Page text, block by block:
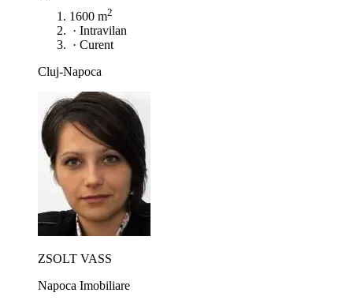
1600 m2
· Intravilan
· Curent
Cluj-Napoca
ZSOLT VASS
Napoca Imobiliare